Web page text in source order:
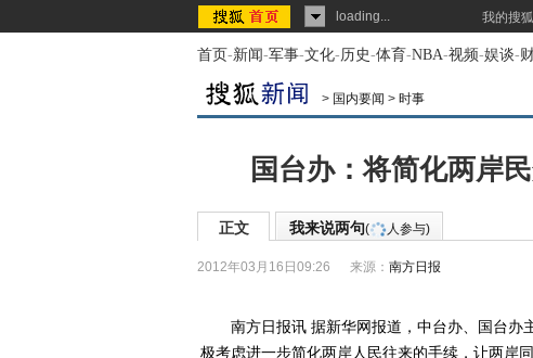
loading... 我的搜狐
首页-新闻-军事-文化-历史-体育-NBA-视频-娱谈-
> 国内要闻 > 时事
国台办：将简化两岸
正文 我来说两句( 人参与)
2012年03月16日09:26 来源： 南方日报
南方日报讯 据新华网报道，中台办、国台办
极考虑进一步简化两岸人民往来的手续，让两岸